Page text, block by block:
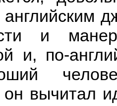
и
и, по-
он вычитал